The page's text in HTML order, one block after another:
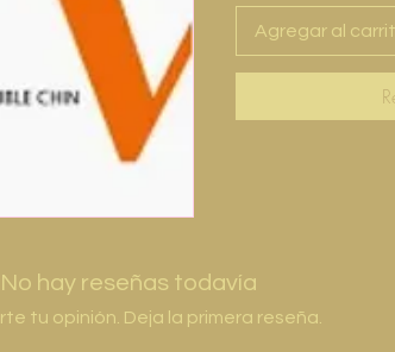
Agregar al
No hay reseñas todavía
tu opinión. Deja la primera reseña.